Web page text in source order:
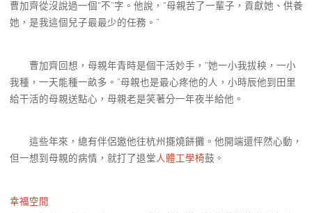
曹加齊從沒說過一個“不”字。他說，“母親苦了一輩子，貢獻她、供養
她，是我這個兒子最最少的任務。”
曹加齊回想，母親年青時是個干活妙手，“她一小我拔秧，一小
我種，一天能種一畝多。”母親也是最心疼他的人，小時辰他到田里
給干活的母親送點心，母親老是笑著分一年夜半給他。
這些年來，總有伴侶邀他往杭州擺燒餅攤。他開端還怦然心動，
但一想到母親的病情，就打了退堂人體工學椅鼓。
幸福空間